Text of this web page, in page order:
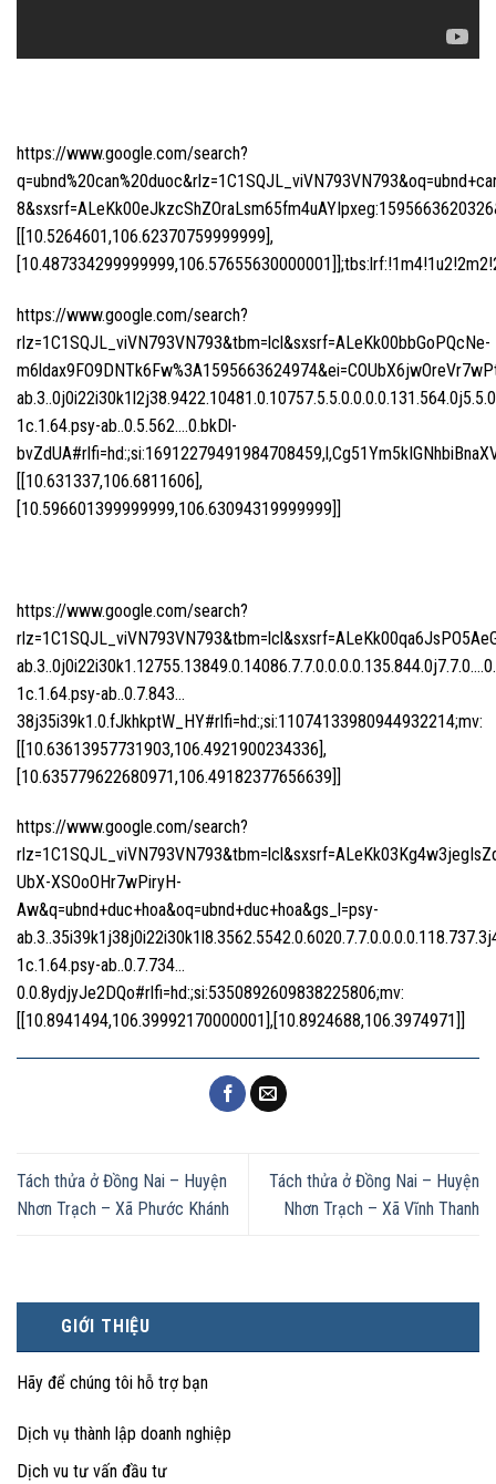
GIỚI THIỆU
Hãy để chúng tôi hỗ trợ bạn
Dịch vụ thành lập doanh nghiệp
Dịch vu tư vấn đầu tư
https://www.google.com/search?
[[10.5264601,106.62370759999999],
https://www.google.com/search?
rlz=1C1SQJL_viVN793VN793&tbm=lcl&sxsrf=ALeKk00bbGoPQcNe-
1c.1.64.psy-ab..0.5.562….0.bkDl-
[[10.631337,106.6811606],
[10.596601399999999,106.63094319999999]]
https://www.google.com/search?
1c.1.64.psy-ab..0.7.843…
38j35i39k1.0.fJkhkptW_HY#rlfi=hd:;si:11074133980944932214;mv:
[[10.63613957731903,106.4921900234336],
[10.635779622680971,106.49182377656639]]
https://www.google.com/search?
UbX-XSOoOHr7wPiryH-
Aw&q=ubnd+duc+hoa&oq=ubnd+duc+hoa&gs_l=psy-
1c.1.64.psy-ab..0.7.734…
0.0.8ydjyJe2DQo#rlfi=hd:;si:5350892609838225806;mv:
[[10.8941494,106.39992170000001],[10.8924688,106.3974971]]
Tách thửa ở Đồng Nai – Huyện
Nhơn Trạch – Xã Phước Khánh
Tách thửa ở Đồng Nai – Huyện
Nhơn Trạch – Xã Vĩnh Thanh